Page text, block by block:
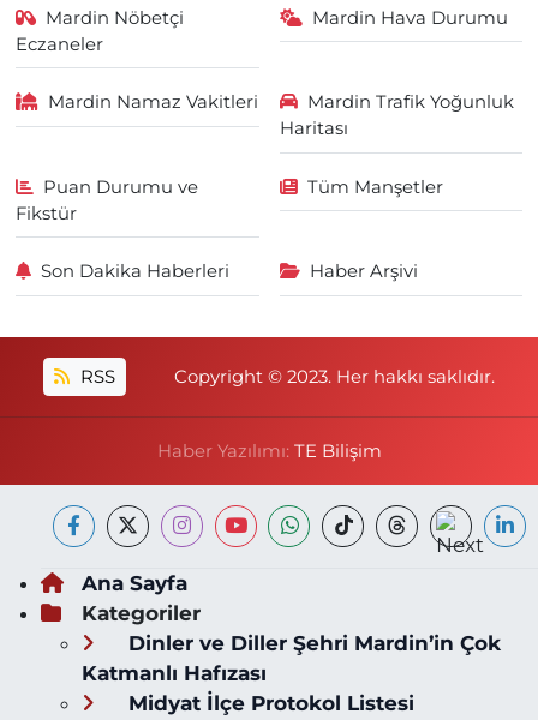
Mardin Nöbetçi
Eczaneler
Mardin Hava Durumu
Mardin Namaz Vakitleri
Mardin Trafik Yoğunluk
Haritası
Puan Durumu ve
Fikstür
Tüm Manşetler
Son Dakika Haberleri Haber Arşivi
RSS Copyright © 2023. Her hakkı saklıdır.
Haber Yazılımı: TE Bilişim
Ana Sayfa
Kategoriler
Dinler ve Diller Şehri Mardin’in Çok
Katmanlı Hafızası
Midyat İlçe Protokol Listesi